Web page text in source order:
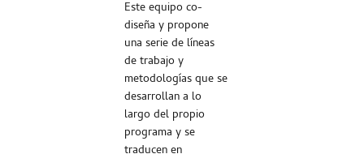
Este equipo co-
diseña y propone
una serie de líneas
de trabajo y
metodologías que se
desarrollan a lo
largo del propio
programa y se